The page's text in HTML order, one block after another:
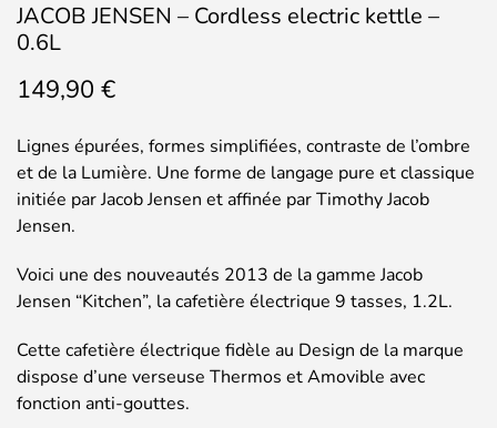
JACOB JENSEN – Cordless electric kettle –
0.6L
149,90 €
Lignes épurées, formes simplifiées, contraste de l’ombre
et de la Lumière. Une forme de langage pure et classique
initiée par Jacob Jensen et affinée par Timothy Jacob
Jensen.
Voici une des nouveautés 2013 de la gamme Jacob
Jensen “Kitchen”, la cafetière électrique 9 tasses, 1.2L.
Cette cafetière électrique fidèle au Design de la marque
dispose d’une verseuse Thermos et Amovible avec
fonction anti-gouttes.